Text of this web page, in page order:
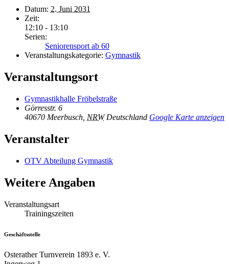
Datum: 2. Juni 2031
Zeit:
12:10 - 13:10
Serien:
Seniorensport ab 60
Veranstaltungskategorie: Gymnastik
Veranstaltungsort
Gymnastikhalle Fröbelstraße
Görresstr. 6
40670 Meerbusch NRW Deutschland Google Karte anzeigen
Veranstalter
OTV Abteilung Gymnastik
Weitere Angaben
Veranstaltungsart
Trainingszeiten
Geschäftsstelle
Osterather Turnverein 1893 e. V.